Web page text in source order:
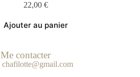
22,00 €
Ajouter au panier
Me contacter
chafilotte@gmail.com